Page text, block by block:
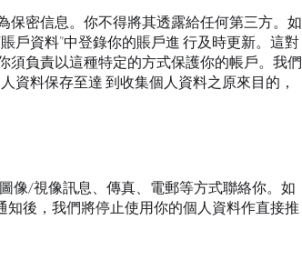
保密信息。你不得將其透露給任何第三方。如
戶資料”中登錄你的賬戶進 行及時更新。這對
須負責以這種特定的方式保護你的帳戶。我們
資料保存至達 到收集個人資料之原來目的，
像/視像訊息、傳真、電郵等方式聯絡你。如
後，我們將停止使用你的個人資料作直接推